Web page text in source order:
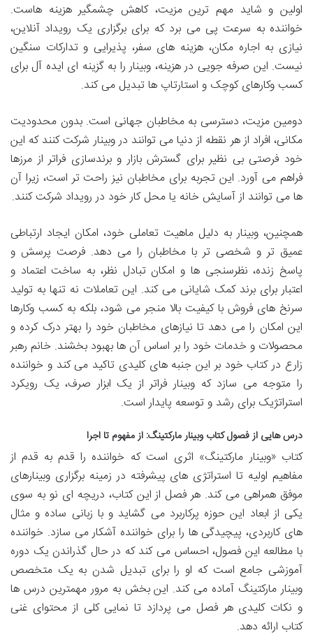
اولین و شاید مهم ترین مزیت، کاهش چشمگیر هزینه هاست.
خواننده به سرعت پی می برد که برای برگزاری یک رویداد آنلاین،
نیازی به اجاره مکان، هزینه های سفر، پذیرایی و تدارکات سنگین
نیست. این صرفه جویی در هزینه، وبینار را به گزینه ای ایده آل برای
کسب وکارهای کوچک و استارتاپ ها تبدیل می کند.
دومین مزیت، دسترسی به مخاطبان جهانی است. بدون محدودیت
مکانی، افراد از هر نقطه از دنیا می توانند در وبینار شرکت کنند که این
خود فرصتی بی نظیر برای گسترش بازار و برندسازی فراتر از مرزها
فراهم می آورد. این تجربه برای مخاطبان نیز راحت تر است، زیرا آن
ها می توانند از آسایش خانه یا محل کار خود در رویداد شرکت کنند.
همچنین، وبینار به دلیل ماهیت تعاملی خود، امکان ایجاد ارتباطی
عمیق تر و شخصی تر با مخاطبان را می دهد. فرصت پرسش و
پاسخ زنده، نظرسنجی ها و امکان تبادل نظر، به ساخت اعتماد و
اعتبار برای برند کمک شایانی می کند. این تعاملات نه تنها به تولید
سرنخ های فروش با کیفیت بالا منجر می شود، بلکه به کسب وکارها
این امکان را می دهد تا نیازهای مخاطبان خود را بهتر درک کرده و
محصولات و خدمات خود را بر اساس آن ها بهبود بخشند. خانم رهبر
زارع در کتاب خود بر این جنبه های کلیدی تاکید می کند و خواننده
را متوجه می سازد که وبینار فراتر از یک ابزار صرف، یک رویکرد
استراتژیک برای رشد و توسعه پایدار است.
درس هایی از فصول کتاب وبینار مارکتینگ: از مفهوم تا اجرا
کتاب «وبینار مارکتینگ» اثری است که خواننده را قدم به قدم از
مفاهیم اولیه تا استراتژی های پیشرفته در زمینه برگزاری وبینارهای
موفق همراهی می کند. هر فصل از این کتاب، دریچه ای نو به سوی
یکی از ابعاد این حوزه پرکاربرد می گشاید و با زبانی ساده و مثال
های کاربردی، پیچیدگی ها را برای خواننده آشکار می سازد. خواننده
با مطالعه این فصول، احساس می کند که در حال گذراندن یک دوره
آموزشی جامع است که او را برای تبدیل شدن به یک متخصص
وبینار مارکتینگ آماده می کند. این بخش به مرور مهمترین درس ها
و نکات کلیدی هر فصل می پردازد تا نمایی کلی از محتوای غنی
کتاب ارائه دهد.